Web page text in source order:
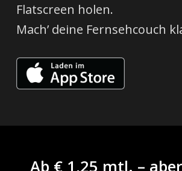
Flatscreen holen.
Mach’ deine Fernsehcouch
Ab € 1,25 mtl. –